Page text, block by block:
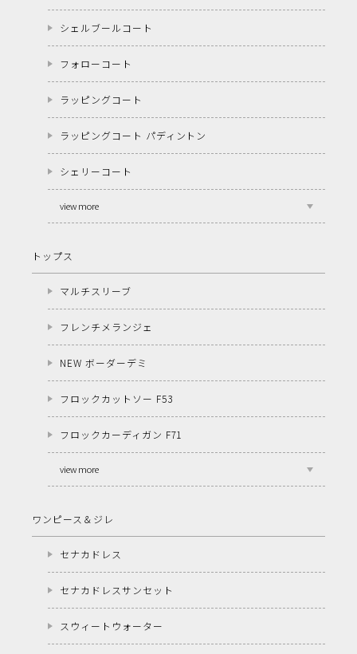
シェルブールコート
フォローコート
ラッピングコート
ラッピングコート パディントン
シェリーコート
view more
トップス
マルチスリーブ
フレンチメランジェ
NEW ボーダーデミ
フロックカットソー F53
フロックカーディガン F71
view more
ワンピース＆ジレ
セナカドレス
セナカドレスサンセット
スウィートウォーター